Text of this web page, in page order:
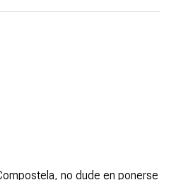
no dude en ponerse